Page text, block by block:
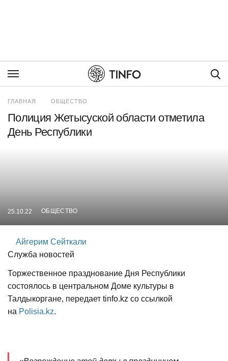
ГЛАВНАЯ ОБЩЕСТВО
Полиция Жетысуской области отметила
День Республики
25.10.22 ОБЩЕСТВО
Айгерим Сейткали
Служба новостей
Торжественное празднование Дня Республики
состоялось в центральном Доме культуры в
Талдыкоргане, передает tinfo.kz со ссылкой
на Polisia.kz.